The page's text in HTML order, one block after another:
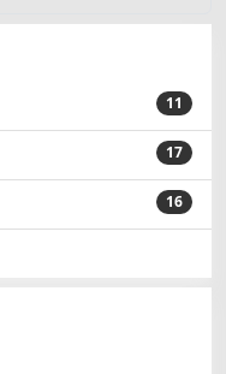
11
17
16